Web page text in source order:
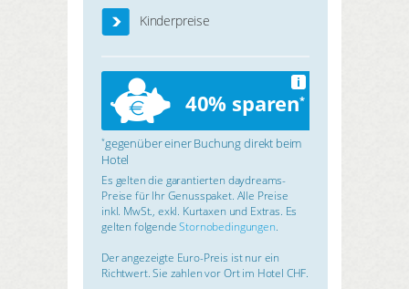
Kinderpreise
40% sparen*
i
*gegenüber einer Buchung direkt beim
Hotel
Es gelten die garantierten daydreams-
Preise für Ihr Genusspaket. Alle Preise
inkl. MwSt., exkl. Kurtaxen und Extras. Es
gelten folgendeStornobedingungen.
Der angezeigte Euro-Preis ist nur ein
Richtwert. Sie zahlen vor Ort im Hotel CHF.